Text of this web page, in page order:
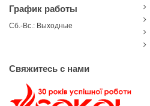
График работы
Сб.-Вс.: Выходные
Свяжитесь с нами